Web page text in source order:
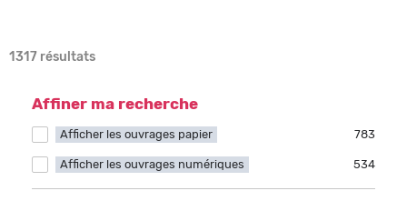
Se souvenir de moi
1317 résultats
Affiner ma recherche
Afficher les ouvrages papier 783
Apply Afficher les ouvrages papier filter
Afficher les ouvrages numériques 534
Apply Afficher les ouvrages numériques filter